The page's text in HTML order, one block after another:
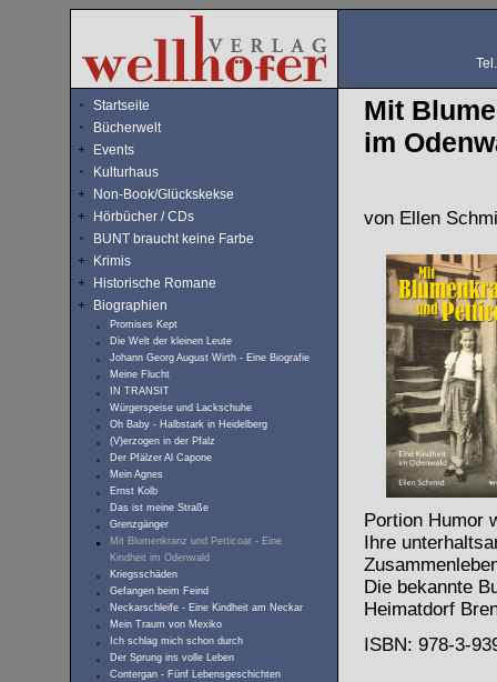
Startseite
Bücherwelt
Events
Kulturhaus
Non-Book/Glückskekse
Hörbücher / CDs
BUNT braucht keine Farbe
Krimis
Historische Romane
Biographien
Promises Kept
Die Welt der kleinen Leute
Johann Georg August Wirth - Eine Biografie
Meine Flucht
IN TRANSIT
Würgerspeise und Lackschuhe
Oh Baby - Halbstark in Heidelberg
(V)erzogen in der Pfalz
Der Pfälzer Al Capone
Mein Agnes
Ernst Kolb
Das ist meine Straße
Grenzgänger
Mit Blumenkranz und Petticoat - Eine
Kindheit im Odenwald
Kriegsschäden
Gefangen beim Feind
Neckarschleife - Eine Kindheit am Neckar
Mein Traum von Mexiko
Ich schlag mich schon durch
Der Sprung ins volle Leben
Contergan - Fünf Lebensgeschichten
Mit
im
von Ellen
Portion Humor
Ihre
Die bekannte
Heimatdorf
ISBN: 978-3-